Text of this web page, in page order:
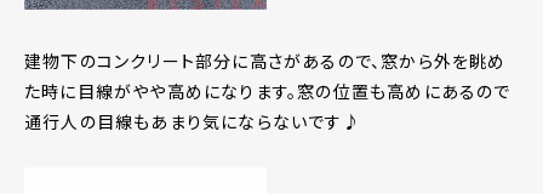
建物下のコンクリート部分に高さがあるので、窓から外を眺め
た時に目線がやや高めになります。窓の位置も高めにあるので
通行人の目線もあまり気にならないです♪